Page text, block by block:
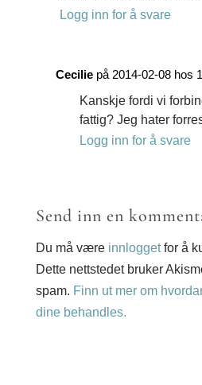
Logg inn for å svare
Cecilie på 2014-02-08 hos
Kanskje fordi vi
fattig? Jeg hater
Logg inn for å svare
Send inn en
Du må være innloggetfor å
Dette nettstedet bruker
spam. Finn ut mer om
dine behandles.